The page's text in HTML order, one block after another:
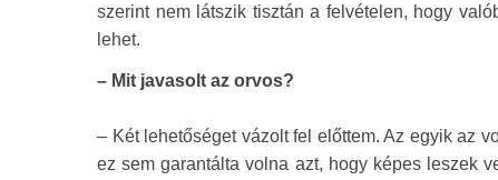
szerint nem látszik tisztán a felvételen, hogy
lehet.
– Mit javasolt az orvos?
– Két lehetőséget vázolt fel előttem. Az egyik az
ez sem garantálta volna azt, hogy képes leszek